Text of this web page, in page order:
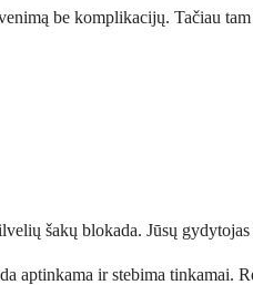
be komplikacijų. Tačiau
šakų blokada. Jūsų
ir stebima tinkamai.